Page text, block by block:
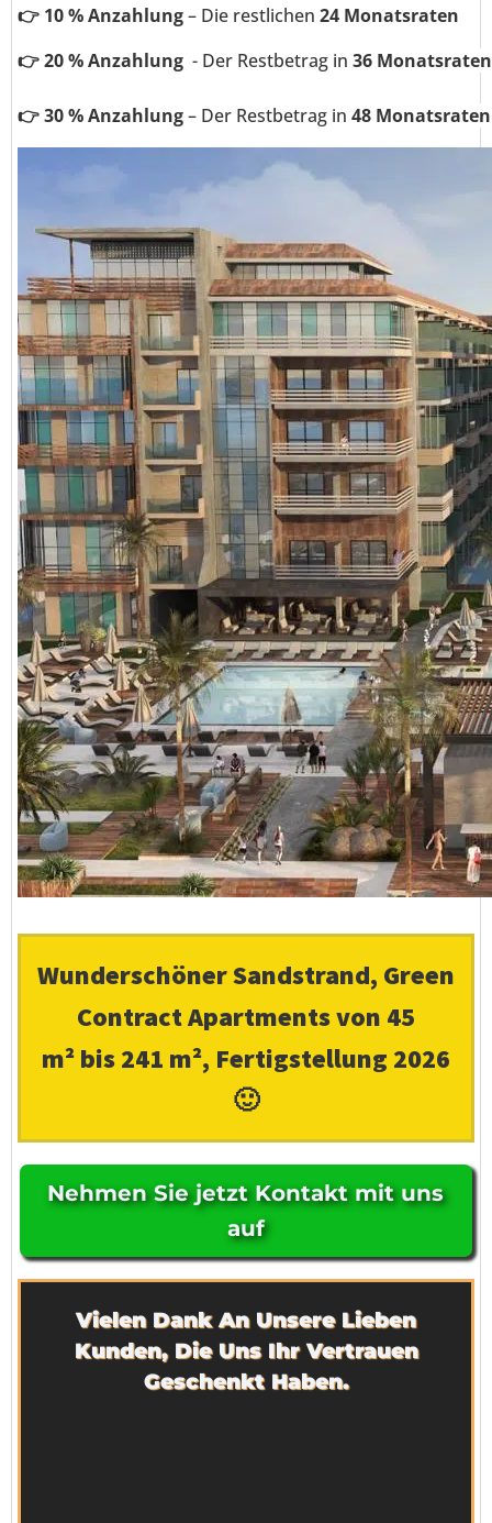
👉 10 % Anzahlung– Die restlichen 24 Monatsraten
👉 20 % Anzahlung - Der Restbetrag in 36 Monatsraten
👉 30 % Anzahlung– Der Restbetrag in 48 Monatsraten
Wunderschöner Sandstrand, Green
Contract Apartments von 45
m² bis 241 m², Fertigstellung 2026
🙂
Nehmen Sie jetzt Kontakt mit uns
auf
Vielen Dank An Unsere Lieben
Kunden, Die Uns Ihr Vertrauen
Geschenkt Haben.